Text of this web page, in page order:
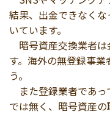
結果、出金できなく
いています。
暗号資産交換業者は
す。海外の無登録事
う。
また登録業者であっ
では無く、暗号資産